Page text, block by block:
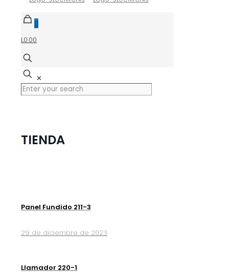
0
L0.00
✕
TIENDA
Panel Fundido 211-3
29 de diciembre de 2023
Llamador 220-1